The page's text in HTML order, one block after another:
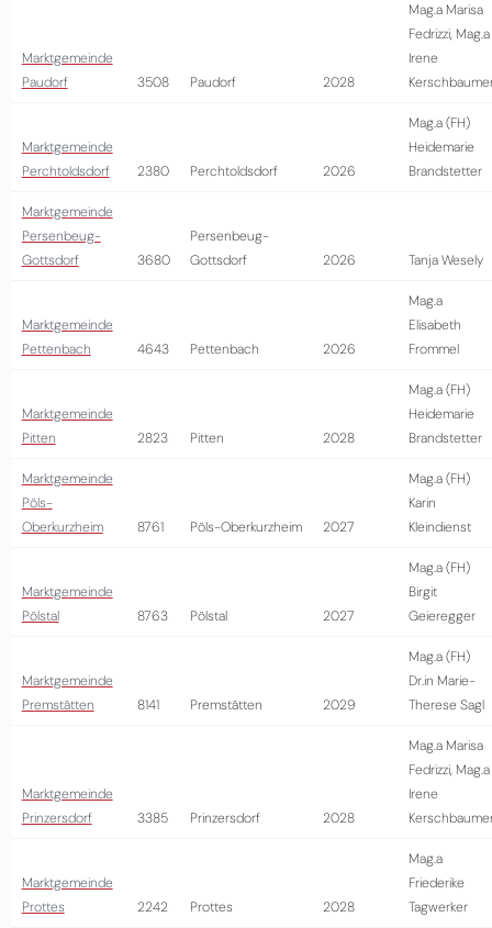
Marktgemeinde
Paudorf
3508 Paudorf 2028
Mag.a Marisa
Fedrizzi, Mag.a
Irene
Marktgemeinde
Perchtoldsdorf
2380 Perchtoldsdorf 2026
Mag.a (FH)
Heidemarie
Brandstetter
Marktgemeinde
Persenbeug-
Gottsdorf
3680
Persenbeug-
Gottsdorf
2026 Tanja Wesely
Marktgemeinde
Pettenbach
4643 Pettenbach 2026
Mag.a
Elisabeth
Frommel
Marktgemeinde
Pitten
2823 Pitten 2028
Mag.a (FH)
Heidemarie
Brandstetter
Marktgemeinde
Pöls-
Oberkurzheim
8761 Pöls-Oberkurzheim 2027
Mag.a (FH)
Karin
Kleindienst
Marktgemeinde
Pölstal
8763 Pölstal 2027
Mag.a (FH)
Birgit
Geieregger
Marktgemeinde
Premstätten
8141 Premstätten 2029
Mag.a (FH)
Dr.in Marie-
Therese Sagl
Marktgemeinde
Prinzersdorf
3385 Prinzersdorf 2028
Mag.a Marisa
Fedrizzi, Mag.a
Irene
Marktgemeinde
Prottes
2242 Prottes 2028
Mag.a
Friederike
Tagwerker